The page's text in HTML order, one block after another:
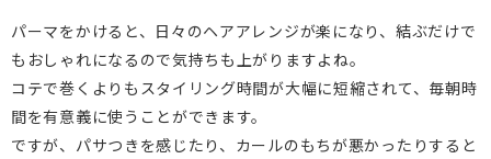
パーマをかけると、日々のヘアアレンジが楽になり、結ぶだけで
もおしゃれになるので気持ちも上がりますよね。
コテで巻くよりもスタイリング時間が大幅に短縮されて、毎朝時
間を有意義に使うことができます。
ですが、パサつきを感じたり、カールのもちが悪かったりすると